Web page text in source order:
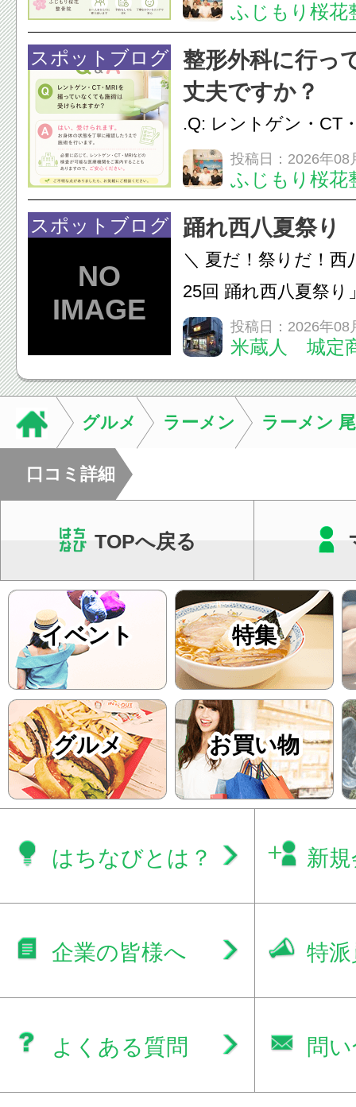
性的な肩こりの原因
慣など様々です。痛
し、お一人おひとり
をご提案します。.#
ふじもり桜花
スポットブログ
整形外科に行っ
丈夫ですか？
.Q: レントゲン・CT
いなくても施術は受
A: はい、受けられま
態を丁寧に確認した
います。必要に応じ
ン・CT・MRIなどの
投稿日：2026年08
ふじもり桜花
スポットブログ 踊れ西八夏祭り
＼ 夏だ！祭りだ！西
25回 踊れ西八夏祭
てくる！ 伝統の【阿
情熱の【よさこいソ
結！数多くの団体が
店街を舞台に最高の
投稿日：2026年08
米蔵人 城定
グルメ ラーメン ラーメン
口コミ詳細
TOPへ戻る
イベント 特集
グルメ お買い物
はちなびとは？ 新
企業の皆様へ 特
よくある質問 問